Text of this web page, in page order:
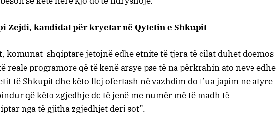
Zejdi, kandidat për kryetar në Qytetin e Shkupit
komunat shqiptare jetojnë edhe etnite të tjera të cilat duhet doemos
reale programore që të kenë arsye pse të na përkrahin ato neve edhe
të Shkupit dhe këto lloj ofertash në vazhdim do t’ua japim ne atyre
që këto zgjedhje do të jenë me numër më të madh të
nga të gjitha zgjedhjet deri sot”.